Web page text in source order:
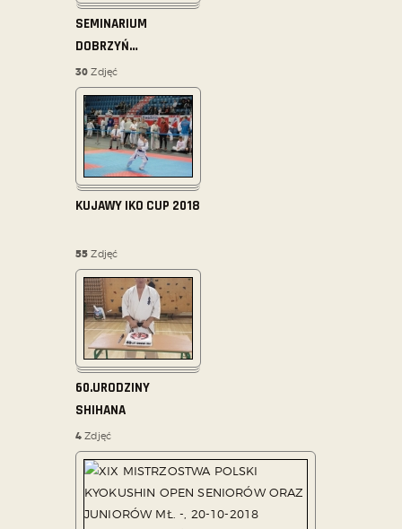
SEMINARIUM
DOBRZYŃ…
30 Zdjęć
KUJAWY IKO CUP 2018
55 Zdjęć
60.URODZINY
SHIHANA
4 Zdjęć